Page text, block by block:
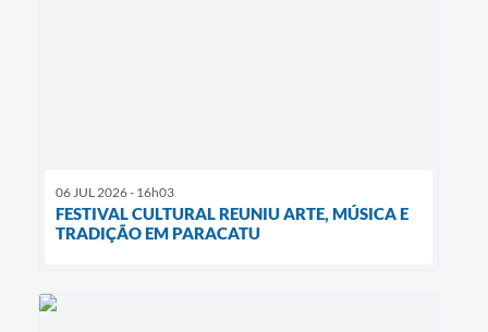
06 JUL 2026 - 16h03
FESTIVAL CULTURAL REUNIU ARTE, MÚSICA E
TRADIÇÃO EM PARACATU